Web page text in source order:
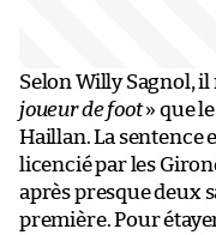
Selon Willy Sagnol, il
joueur de foot» que
Haillan. La sentence
licencié par les
après presque deux
première. Pour